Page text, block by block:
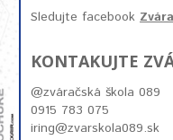
Sledujte facebook
KONTAKUJTE
@zváračská škola 089
0915 783 075
iring@zvarskola089.sk